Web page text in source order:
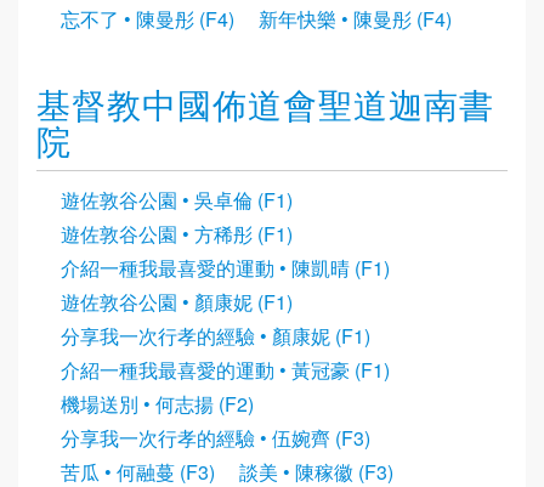
忘不了 • 陳曼彤 (F4)
新年快樂 • 陳曼彤 (F4)
基督教中國佈道會聖道迦南書
院
遊佐敦谷公園 • 吳卓倫 (F1)
遊佐敦谷公園 • 方稀彤 (F1)
介紹一種我最喜愛的運動 • 陳凱晴 (F1)
遊佐敦谷公園 • 顏康妮 (F1)
分享我一次行孝的經驗 • 顏康妮 (F1)
介紹一種我最喜愛的運動 • 黃冠豪 (F1)
機場送別 • 何志揚 (F2)
分享我一次行孝的經驗 • 伍婉齊 (F3)
苦瓜 • 何融蔓 (F3)
談美 • 陳稼徽 (F3)